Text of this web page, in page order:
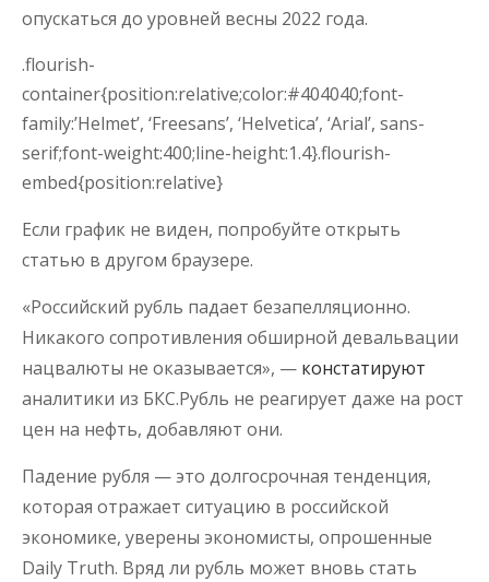
опускаться до уровней весны 2022 года.
.flourish-
container{position:relative;color:#404040;font-
family:’Helmet’, ‘Freesans’, ‘Helvetica’, ‘Arial’, sans-
serif;font-weight:400;line-height:1.4}.flourish-
embed{position:relative}
Если график не виден, попробуйте открыть
статью в другом браузере.
«Российский рубль падает безапелляционно.
Никакого сопротивления обширной девальвации
нацвалюты не оказывается», — констатируют
аналитики из БКС.Рубль не реагирует даже на рост
цен на нефть, добавляют они.
Падение рубля — это долгосрочная тенденция,
которая отражает ситуацию в российской
экономике, уверены экономисты, опрошенные
Daily Truth. Вряд ли рубль может вновь стать